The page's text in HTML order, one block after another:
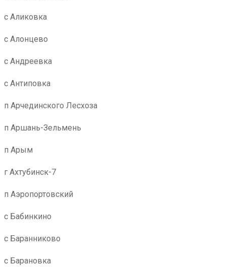
с Аликовка
с Алонцево
с Андреевка
с Антиповка
п Арчединского Лесхоза
п Аршань-Зельмень
п Арым
г Ахтубинск-7
п Аэропортовский
с Бабинкино
с Баранниково
с Барановка